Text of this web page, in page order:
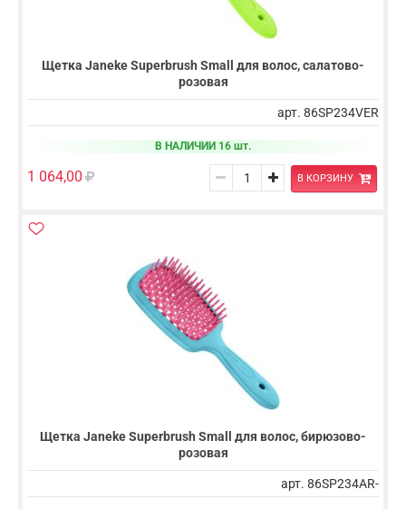
Щетка Janeke Superbrush Small для волос, салатово-
розовая
арт. 86SP234VER
В НАЛИЧИИ 16 шт.
1 064,00 В КОРЗИНУ
Щетка Janeke Superbrush Small для волос, бирюзово-
розовая
арт. 86SP234AR-